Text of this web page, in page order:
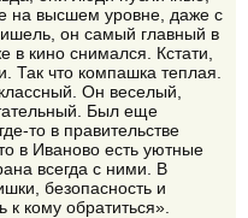
на высшем уровне, даже с
он самый главный в
в кино снимался. Кстати,
Так что компашка теплая.
Он веселый,
Был еще
то в правительстве
в Иваново есть уютные
всегда с ними. В
безопасность и
кому обратиться».